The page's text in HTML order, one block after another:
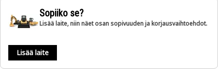
Sopiiko se?
Lisää laite, niin näet osan sopivuuden ja korjausvaihtoehdot.
Lisää laite